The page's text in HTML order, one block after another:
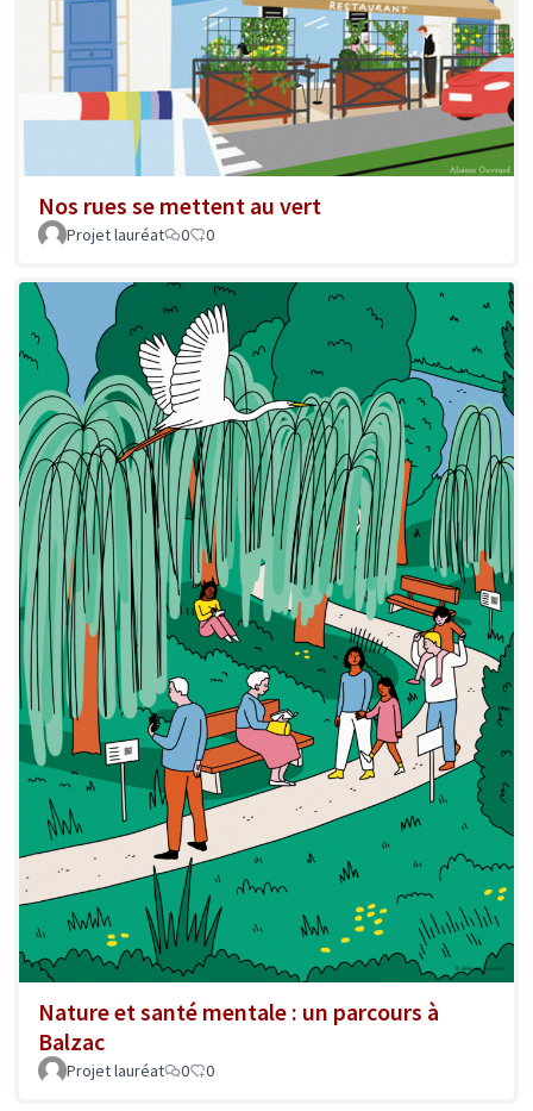
Nos rues se mettent au vert
Projet lauréat 0 0
Nature et santé mentale : un parcours à
Balzac
Projet lauréat 0 0